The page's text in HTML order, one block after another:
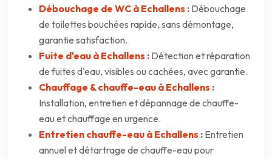
Débouchage de WC à Echallens : Débouchage
de toilettes bouchées rapide, sans démontage,
garantie satisfaction.
Fuite d'eau à Echallens : Détection et réparation
de fuites d'eau, visibles ou cachées, avec garantie.
Chauffage & chauffe-eau à Echallens :
Installation, entretien et dépannage de chauffe-
eau et chauffage en urgence.
Entretien chauffe-eau à Echallens : Entretien
annuel et détartrage de chauffe-eau pour